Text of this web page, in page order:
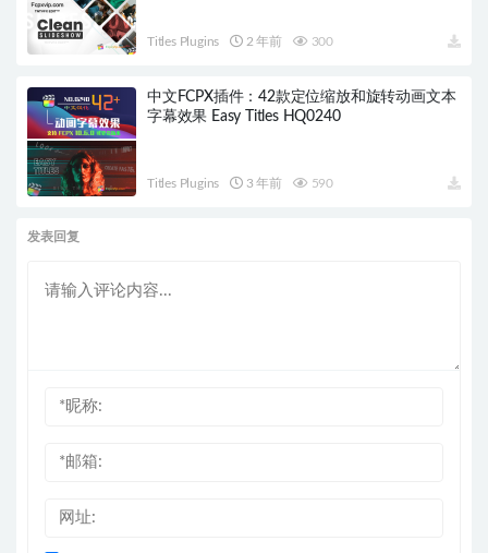
Titles Plugins 2 年前 300
中文FCPX插件：42款定位缩放和旋转动画文本
字幕效果 Easy Titles HQ0240
Titles Plugins 3 年前 590
发表回复